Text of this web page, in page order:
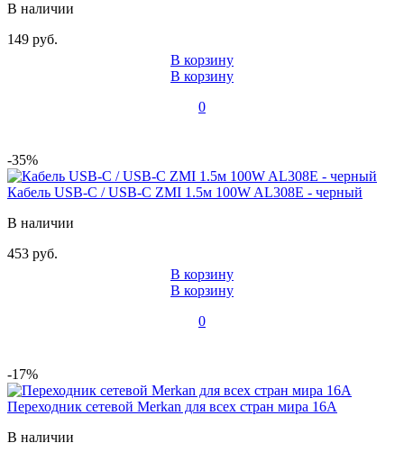
В наличии
149 руб.
В корзину
В корзину
0
-35%
Кабель USB-C / USB-C ZMI 1.5м 100W AL308E - черный
В наличии
453 руб.
В корзину
В корзину
0
-17%
Переходник сетевой Merkan для всех стран мира 16A
В наличии